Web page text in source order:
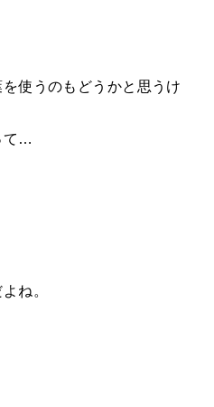
使うのもどうかと思うけ
て…
ね。